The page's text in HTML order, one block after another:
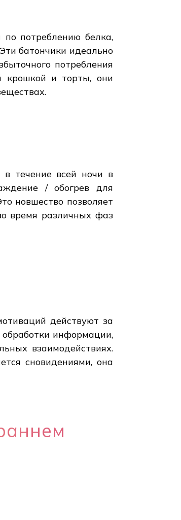
потреблению белка,
батончики идеально
потребления
крошкой и торты, они
в течение всей ночи в
/ обогрев для
новшество позволяет
время различных фаз
действуют за
обработки информации,
взаимодействиях.
сновидениями, она